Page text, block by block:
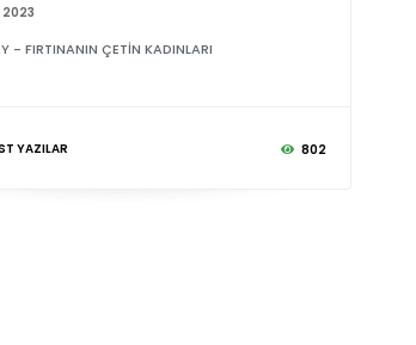
- FIRTINANIN ÇETİN KADINLARI
YAZILAR 802